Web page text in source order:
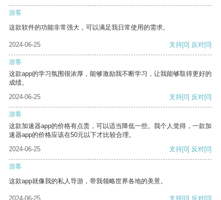
游客
这款软件的功能非常强大，可以满足我日常使用的需求。
2024-06-25 支持[0] 反对[0]
游客
这款app的学习氛围很浓厚，能够激励我不断学习，让我能够取得更好的
成绩。
2024-06-25
支持[0] 反对[0]
游客
这款加速器app的价格有点贵，可以适当降低一些。我个人觉得，一款加
速器app的价格应该在50元以下才比较合理。
2024-06-25
支持[0] 反对[0]
游客
这款app就像我的私人导游，带我领略世界各地的美景。
2024-06-25 支持[0] 反对[0]